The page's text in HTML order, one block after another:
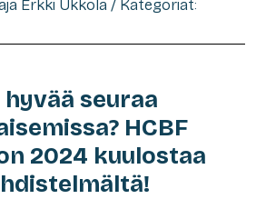
Erkki Ukkola / Kategoriat:
seuraa
HCBF
2024 kuulostaa